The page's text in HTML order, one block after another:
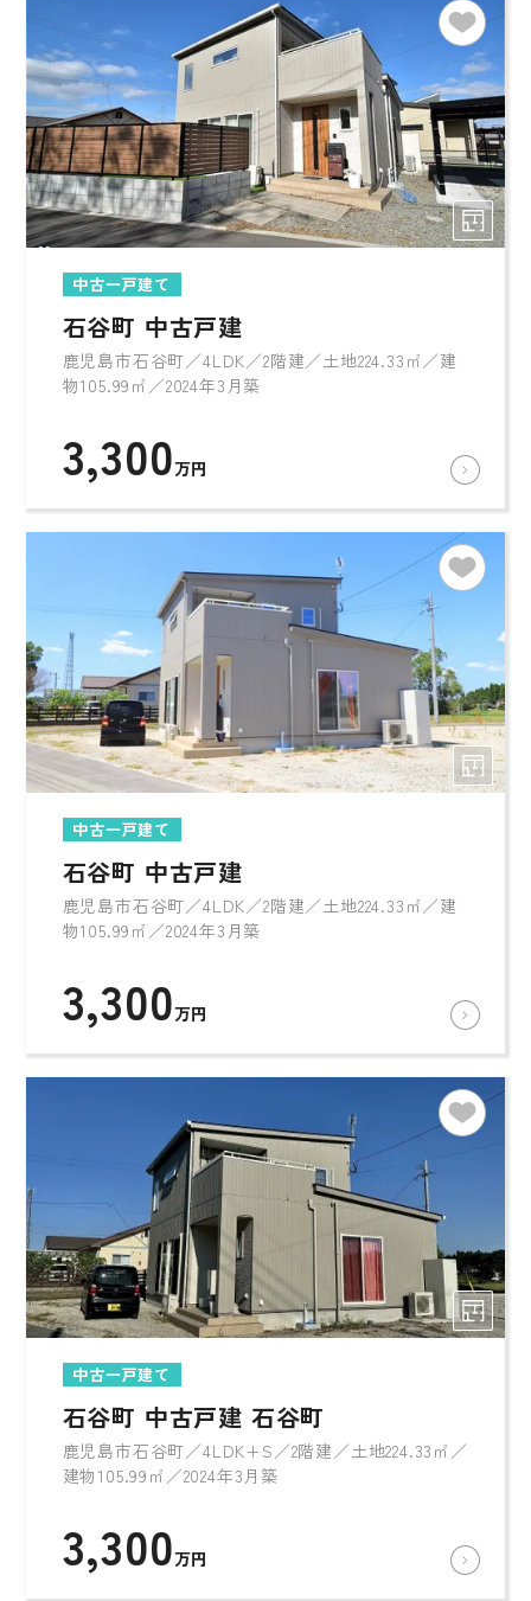
中古一戸建て
石谷町 中古戸建
鹿児島市石谷町／4LDK／2階建／土地224.33㎡／建
物105.99㎡／2024年3月築
3,300万円
中古一戸建て
石谷町 中古戸建
鹿児島市石谷町／4LDK／2階建／土地224.33㎡／建
物105.99㎡／2024年3月築
3,300万円
中古一戸建て
石谷町 中古戸建 石谷町
鹿児島市石谷町／4LDK+S／2階建／土地224.33㎡／
建物105.99㎡／2024年3月築
3,300万円